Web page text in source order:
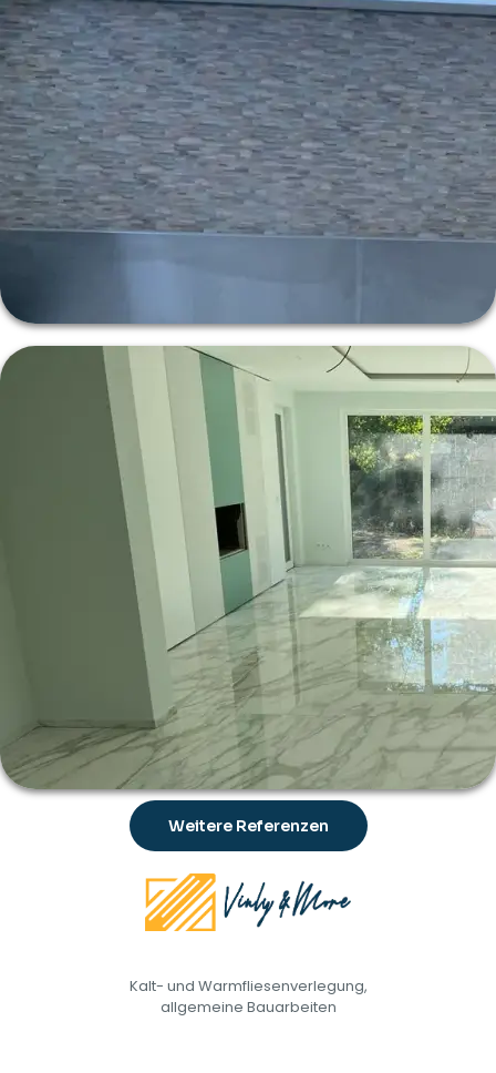
Weitere Referenzen
Kalt- und Warmfliesenverlegung,
allgemeine Bauarbeiten